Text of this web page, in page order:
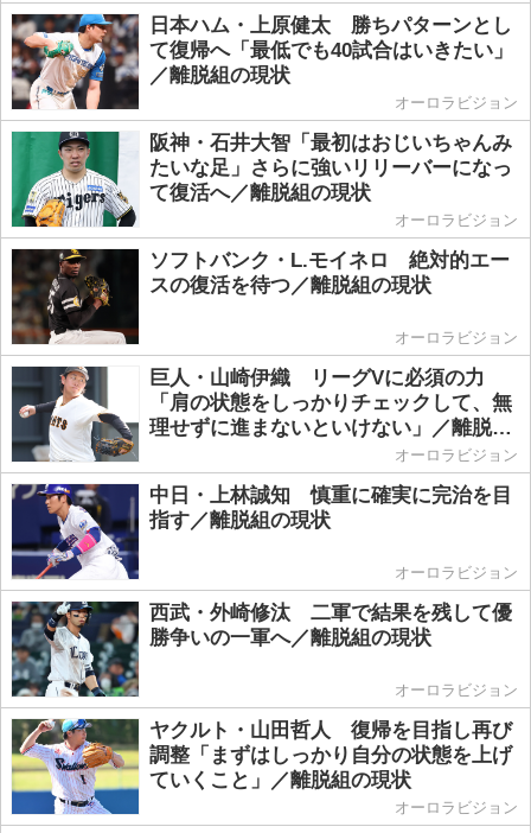
日本ハム・上原健太 勝ちパターンとし
て復帰へ「最低でも40試合はいきたい」
／離脱組の現状
オーロラビジョン
阪神・石井大智「最初はおじいちゃんみ
たいな足」さらに強いリリーバーになっ
て復活へ／離脱組の現状
オーロラビジョン
ソフトバンク・L.モイネロ 絶対的エー
スの復活を待つ／離脱組の現状
オーロラビジョン
巨人・山崎伊織 リーグVに必須の力
「肩の状態をしっかりチェックして、無
理せずに進まないといけない」／離脱組
オーロラビジョン
中日・上林誠知 慎重に確実に完治を目
指す／離脱組の現状
オーロラビジョン
西武・外崎修汰 二軍で結果を残して優
勝争いの一軍へ／離脱組の現状
オーロラビジョン
ヤクルト・山田哲人 復帰を目指し再び
調整「まずはしっかり自分の状態を上げ
ていくこと」／離脱組の現状
オーロラビジョン